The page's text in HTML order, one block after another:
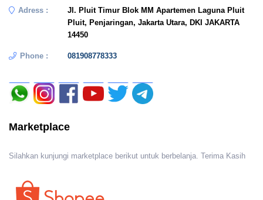
Adress :
Jl. Pluit Timur Blok MM Apartemen Laguna Pluit
Pluit, Penjaringan, Jakarta Utara, DKI JAKARTA
14450
Phone : 081908778333
Marketplace
Silahkan kunjungi marketplace berikut untuk berbelanja. Terima Kasih